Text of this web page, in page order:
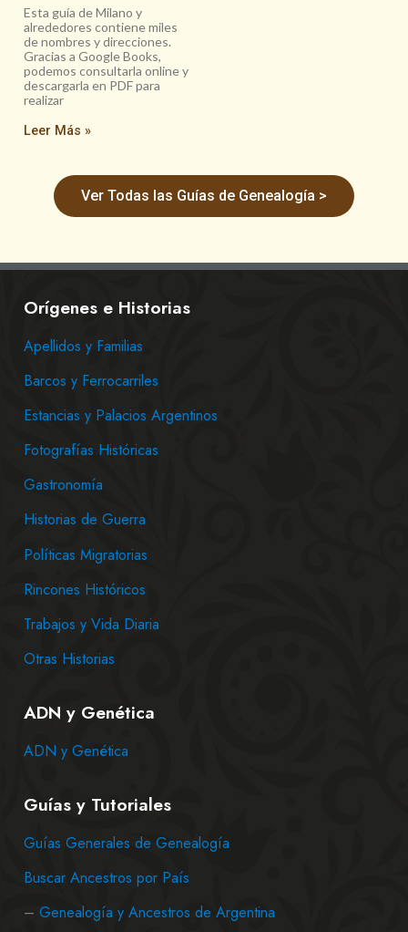
Esta guía de Milano y
alrededores contiene miles
de nombres y direcciones.
Gracias a Google Books,
podemos consultarla online y
descargarla en PDF para
realizar
Leer Más »
Ver Todas las Guías de Genealogía >
Orígenes e Historias
Apellidos y Familias
Barcos y Ferrocarriles
Estancias y Palacios Argentinos
Fotografías Históricas
Gastronomía
Historias de Guerra
Políticas Migratorias
Rincones Históricos
Trabajos y Vida Diaria
Otras Historias
ADN y Genética
ADN y Genética
Guías y Tutoriales
Guías Generales de Genealogía
Buscar Ancestros por País
– Genealogía y Ancestros de Argentina